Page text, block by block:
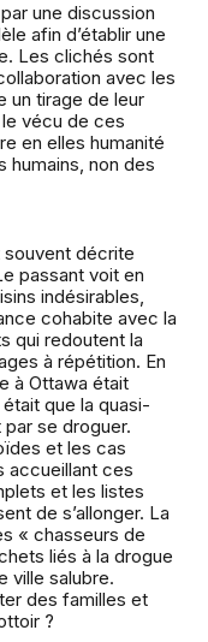
une discussion
afin d’établir une
Les clichés sont
avec les
un tirage de leur
vécu de ces
en elles humanité
humains, non des
décrite
passant voit en
indésirables,
cohabite avec la
qui redoutent la
à répétition. En
à Ottawa était
que la quasi-
se droguer.
et les cas
accueillant ces
et les listes
de s’allonger. La
« chasseurs de
liés à la drogue
ville salubre.
des familles et
?